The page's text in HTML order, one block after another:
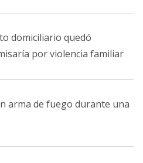
domiciliario quedó
por violencia familiar
arma de fuego durante una